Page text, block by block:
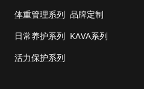
体重管理系列
日常养护系列
活力保护系列
品牌定制
KAVA系列